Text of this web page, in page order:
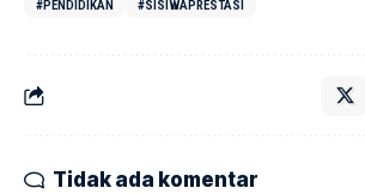
#PENDIDIKAN
#SISIWAPRESTASI
Tidak ada komentar